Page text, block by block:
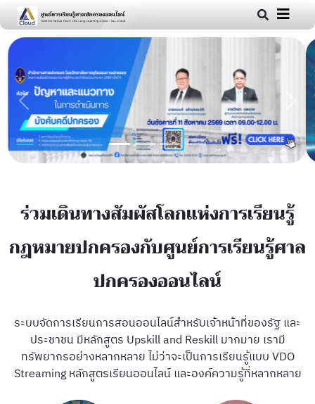
Previous Next
ร่วมเดินทางสัมผัสโลกแห่งการเรียนรู้
กฎหมายปกครองกับศูนย์การเรียนรู้ศาล
ปกครองออนไลน์
ระบบจัดการเรียนการสอนออนไลน์สำหรับเจ้าหน้าที่ของรัฐ และ
ประชาชน มีหลักสูตร Upskill and Reskill มากมาย เรามี
ทรัพยากรอย่างหลากหลาย ไม่ว่าจะเป็นการเรียนรู้แบบ VDO
Streaming หลักสูตรเรียนออนไลน์ และองค์ความรู้ที่หลากหลาย